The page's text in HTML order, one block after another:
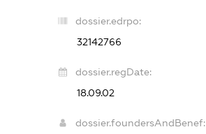
dossier.edrpo:
32142766
dossier.regDate:
18.09.02
dossier.foundersAndBenef: